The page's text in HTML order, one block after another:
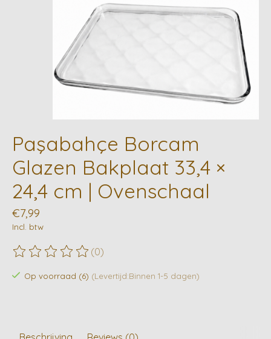
Paşabahçe Borcam
Glazen Bakplaat 33,4 ×
24,4 cm | Ovenschaal
€7,99
Incl. btw
De beoordeling van dit product is
(0)
Op voorraad (6) (Levertijd:Binnen 1-5 dagen)